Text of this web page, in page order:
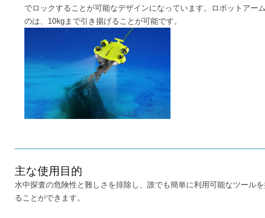
でロックすることが可能なデザインになっています。ロボットアー
のは、10kgまで引き揚げることが可能です。
主な使用目的
水中探査の危険性と難しさを排除し、誰でも簡単に利用可能なツール
ることができます。